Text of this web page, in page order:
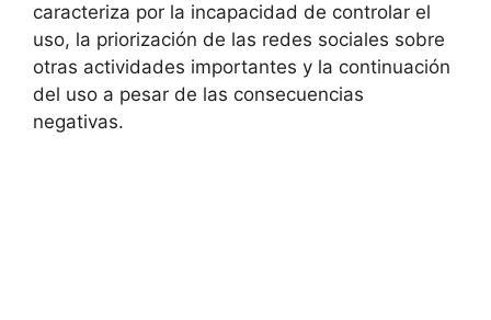
caracteriza por la incapacidad de controlar el
uso, la priorización de las redes sociales sobre
otras actividades importantes y la continuación
del uso a pesar de las consecuencias
negativas.